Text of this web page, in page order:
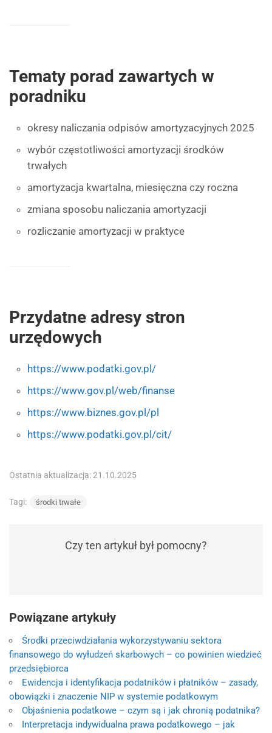
Tematy porad zawartych w
poradniku
okresy naliczania odpisów amortyzacyjnych 2025
wybór częstotliwości amortyzacji środków
trwałych
amortyzacja kwartalna, miesięczna czy roczna
zmiana sposobu naliczania amortyzacji
rozliczanie amortyzacji w praktyce
Przydatne adresy stron
urzędowych
https://www.podatki.gov.pl/
https://www.gov.pl/web/finanse
https://www.biznes.gov.pl/pl
https://www.podatki.gov.pl/cit/
Ostatnia aktualizacja: 21.10.2025
Tagi: środki trwałe
Czy ten artykuł był pomocny?
Powiązane artykuły
Środki przeciwdziałania wykorzystywaniu sektora
finansowego do wyłudzeń skarbowych – co powinien wiedzieć
przedsiębiorca
Ewidencja i identyfikacja podatników i płatników – zasady,
obowiązki i znaczenie NIP w systemie podatkowym
Objaśnienia podatkowe – czym są i jak chronią podatnika?
Interpretacja indywidualna prawa podatkowego – jak